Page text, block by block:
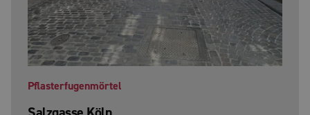
Pflasterfugenmörtel